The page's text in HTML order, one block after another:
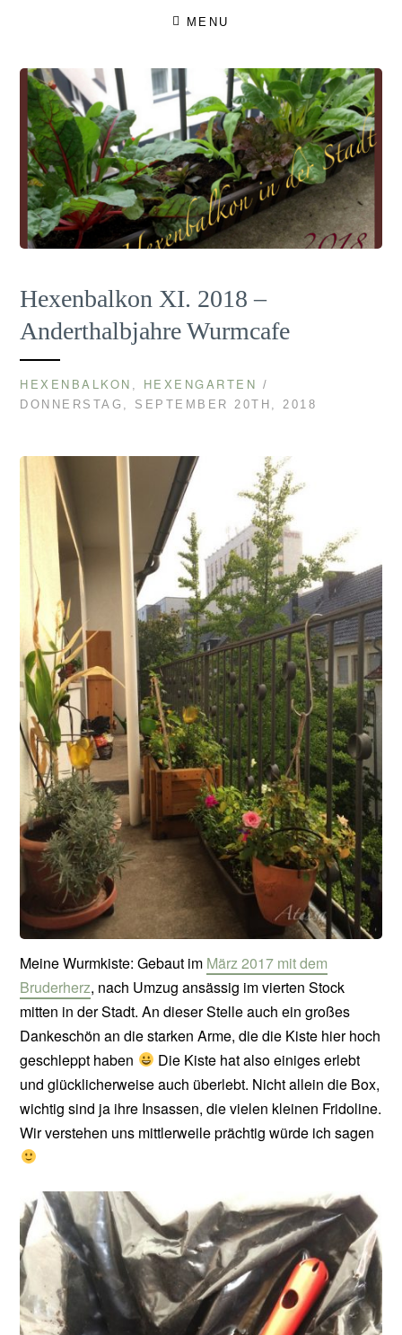
MENU
Hexenbalkon XI. 2018 –
Anderthalbjahre Wurmcafe
HEXENBALKON , HEXENGARTEN /
DONNERSTAG, SEPTEMBER 20TH, 2018
Meine Wurmkiste: Gebaut im März 2017 mit dem
Bruderherz, nach Umzug ansässig im vierten Stock
mitten in der Stadt. An dieser Stelle auch ein großes
Dankeschön an die starken Arme, die die Kiste hier hoch
geschleppt haben
Die Kiste hat also einiges erlebt
und glücklicherweise auch überlebt. Nicht allein die Box,
wichtig sind ja ihre Insassen, die vielen kleinen Fridoline.
Wir verstehen uns mittlerweile prächtig würde ich sagen